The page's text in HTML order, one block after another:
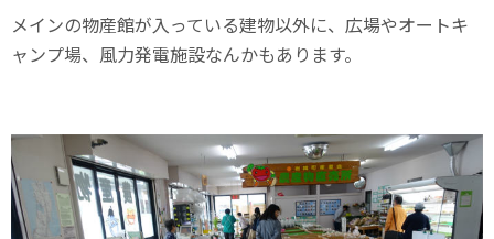
メインの物産館が入っている建物以外に、広場やオートキ
ャンプ場、風力発電施設なんかもあります。